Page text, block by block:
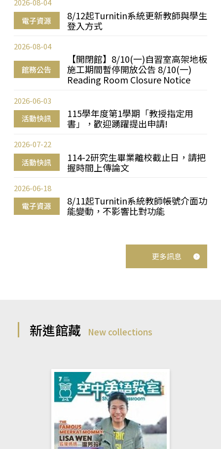
電子資源
8/12起Turnitin系統更新教師與學生
登入方式
2026-08-04
館務公告
【開閉館】8/10(一)自習室高架地板
施工期間暫停開放公告 8/10(一)
Reading Room Closure Notice
2026-08-04
活動快訊
115學年度第1學期「教授指定用
書」，歡迎踴躍提出申請!
2026-06-03
活動快訊
114-2研究生畢業離校截止日，請把
握時間上傳論文
2026-07-22
電子資源
8/11起Turnitin系統教師帳號介面功
能變動，不影響比對功能
2026-06-18
更多訊息
新進館藏 New collections